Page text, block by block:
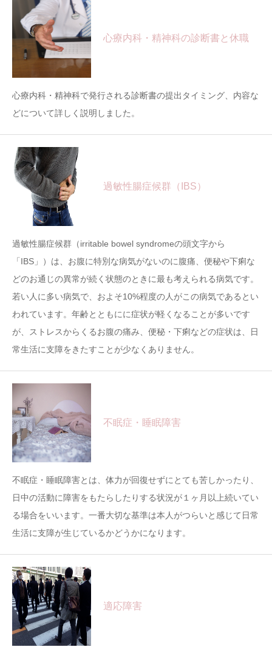
心療内科・精神科の診断書と休職
心療内科・精神科で発行される診断書の提出タイミング、内容な
どについて詳しく説明しました。
過敏性腸症候群（IBS）
過敏性腸症候群（irritable bowel syndromeの頭文字から
「IBS」）は、お腹に特別な病気がないのに腹痛、便秘や下痢な
どのお通じの異常が続く状態のときに最も考えられる病気です。
若い人に多い病気で、およそ10%程度の人がこの病気であるとい
われています。年齢とともにに症状が軽くなることが多いです
が、ストレスからくるお腹の痛み、便秘・下痢などの症状は、日
常生活に支障をきたすことが少なくありません。
不眠症・睡眠障害
不眠症・睡眠障害とは、体力が回復せずにとても苦しかったり、
日中の活動に障害をもたらしたりする状況が１ヶ月以上続いてい
る場合をいいます。一番大切な基準は本人がつらいと感じて日常
生活に支障が生じているかどうかになります。
適応障害